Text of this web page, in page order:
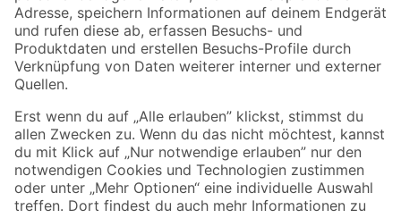
Zahlungsarten Versandarten
Sicher einkaufen
Jetzt die toom-App herunterladen